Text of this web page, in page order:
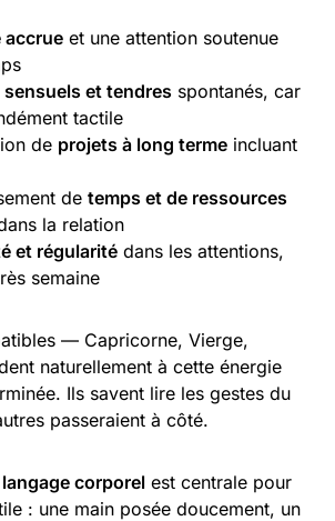
accrue et une attention soutenue
et tendres spontanés, car
tactile
de projets à long terme incluant
de temps et de ressources
la relation
et régularité dans les attentions,
semaine
— Capricorne, Vierge,
naturellement à cette énergie
Ils savent lire les gestes du
passeraient à côté.
corporel est centrale pour
: une main posée doucement, un